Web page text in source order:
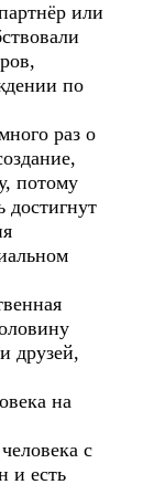
или
по
раз о
потому
достигнут
друзей,
на
с
и есть